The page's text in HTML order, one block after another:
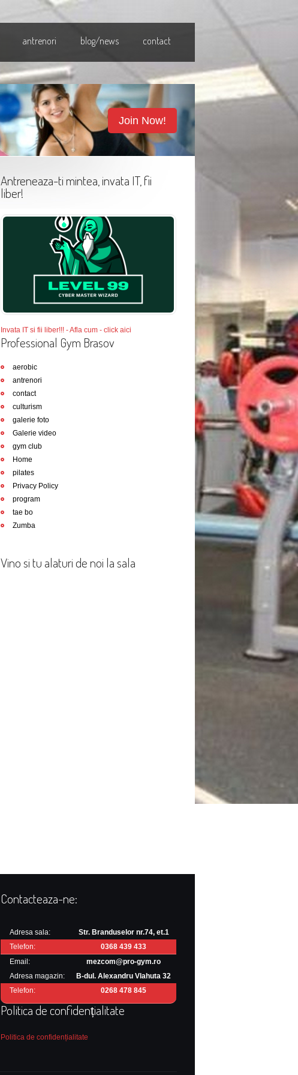
antrenori blog/news contact
Join Now!
Antreneaza-ti mintea, invata IT, fii
liber!
Invata IT si fii liber!!! - Afla cum - click aici
Professional Gym Brasov
aerobic
antrenori
contact
culturism
galerie foto
Galerie video
gym club
Home
pilates
Privacy Policy
program
tae bo
Zumba
Vino si tu alaturi de noi la sala
Contacteaza-ne:
Adresa sala:
Str. Branduselor nr.74, et.1
Telefon:
0368 439 433
Email:
mezcom@pro-gym.ro
Adresa magazin:
B-dul. Alexandru Vlahuta 32
Telefon:
0268 478 845
Politica de confidențialitate
Politica de confidențialitate